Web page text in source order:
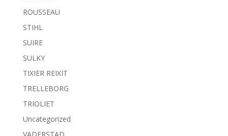
ROUSSEAU
STIHL
SUIRE
SULKY
TIXIER REIXIT
TRELLEBORG
TRIOLIET
Uncategorized